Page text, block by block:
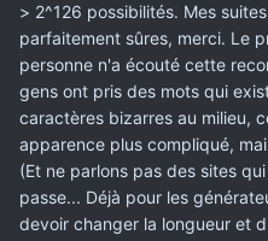
> 2^126 possibilités. Mes
parfaitement sûres, merci. Le
personne n'a écouté cette
gens ont pris des mots qui
caractères bizarres au milieu,
apparence plus compliqué,
(Et ne parlons pas des sites
passe... Déjà pour les
devoir changer la longueur et